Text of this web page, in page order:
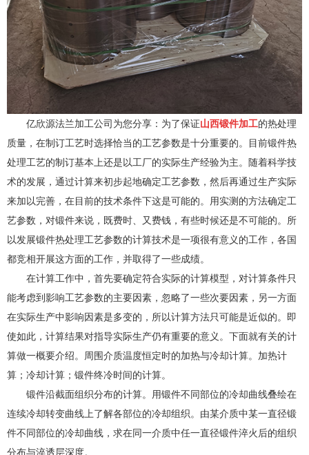
亿欣源法兰加工公司为您分享：为了保证山西锻件加工的热处理
质量，在制订工艺时选择恰当的工艺参数是十分重要的。目前锻件热
处理工艺的制订基本上还是以工厂的实际生产经验为主。随着科学技
术的发展，通过计算来初步起地确定工艺参数，然后再通过生产实际
来加以完善，在目前的技术条件下这是可能的。用实测的方法确定工
艺参数，对锻件来说，既费时、又费钱，有些时候还是不可能的。所
以发展锻件热处理工艺参数的计算技术是一项很有意义的工作，各国
都竞相开展这方面的工作，并取得了一些成绩。
在计算工作中，首先要确定符合实际的计算模型，对计算条件只
能考虑到影响工艺参数的主要因素，忽略了一些次要因素，另一方面
在实际生产中影响因素是多变的，所以计算方法只可能是近似的。即
使如此，计算结果对指导实际生产仍有重要的意义。下面就有关的计
算做一概要介绍。周围介质温度恒定时的加热与冷却计算。加热计
算；冷却计算；锻件终冷时间的计算。
锻件沿截面组织分布的计算。用锻件不同部位的冷却曲线叠绘在
连续冷却转变曲线上了解各部位的冷却组织。由某介质中某一直径锻
件不同部位的冷却曲线，求在同一介质中任一直径锻件淬火后的组织
分布与淬透层深度。